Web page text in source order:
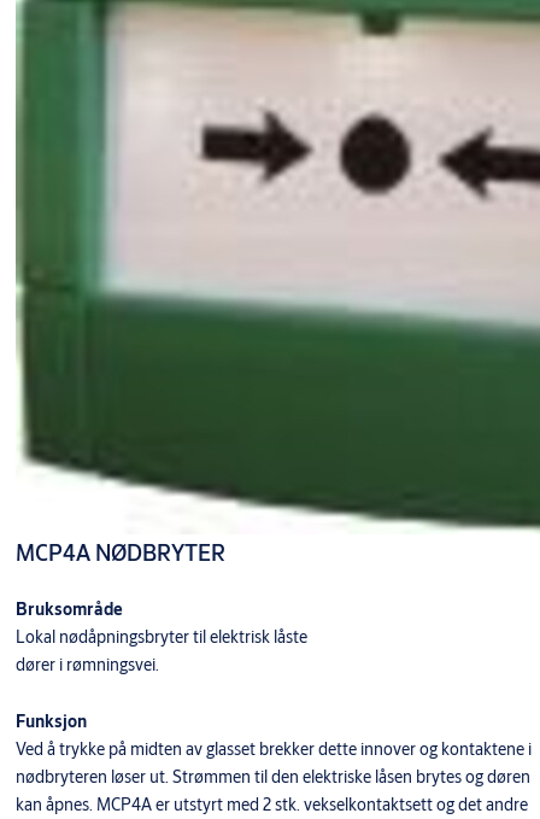
MCP4A NØDBRYTER
Bruksområde
Lokal nødåpningsbryter til elektrisk låste
dører i rømningsvei.
Funksjon
Ved å trykke på midten av glasset brekker dette innover og kontaktene i
nødbryteren løser ut. Strømmen til den elektriske låsen brytes og døren
kan åpnes. MCP4A er utstyrt med 2 stk. vekselkontaktsett og det andre